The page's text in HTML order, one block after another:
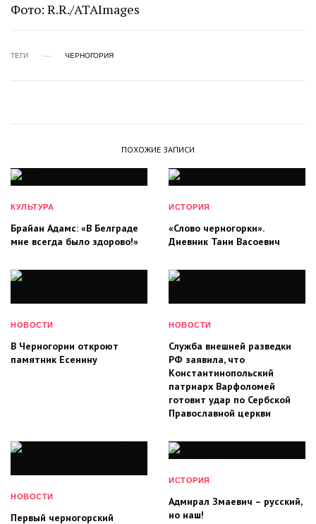
Фото: R.R./ATAImages
ТЕГИ ЧЕРНОГОРИЯ
ПОХОЖИЕ ЗАПИСИ
КУЛЬТУРА
Брайан Адамс: «В Белграде
мне всегда было здорово!»
ИСТОРИЯ
«Слово черногорки».
Дневник Тани Васоевич
НОВОСТИ
В Черногории откроют
памятник Есенину
НОВОСТИ
Служба внешней разведки
РФ заявила, что
Константинопольский
патриарх Варфоломей
готовит удар по Сербской
Православной церкви
НОВОСТИ
Первый черногорский
ИСТОРИЯ
Адмирал Змаевич – русский,
но наш!